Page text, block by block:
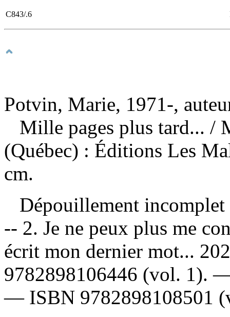
C843/.6
Potvin, Marie, 1971-,
Mille pages plus tard... /
(Québec) : Éditions Les
cm.
Dépouillement
-- 2. Je ne peux plus me
écrit mon dernier mot...
9782898106446 (vol. 1).
— ISBN 9782898108501